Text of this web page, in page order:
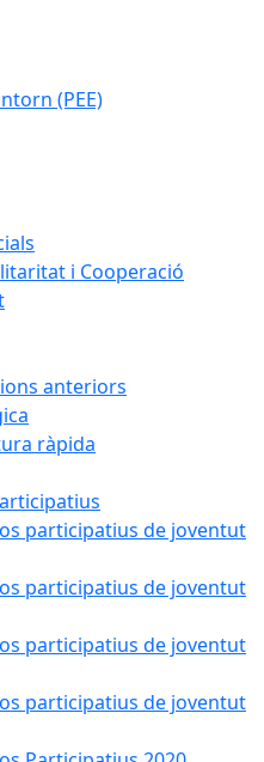
(PEE)
i Cooperació
anteriors
ràpida
participatius de joventut
participatius de joventut
participatius de joventut
participatius de joventut